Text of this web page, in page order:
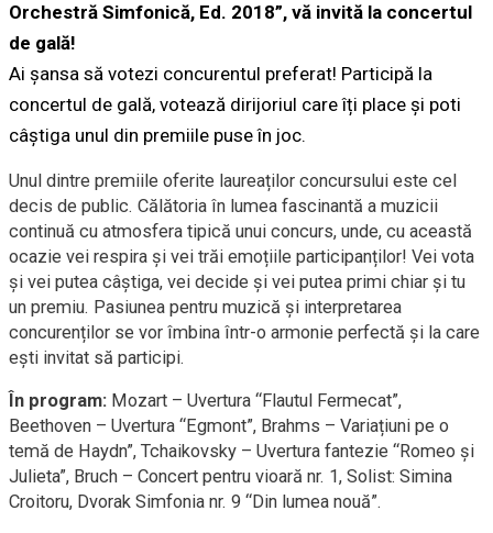
Orchestră Simfonică, Ed. 2018”, vă invită la concertul
de gală!
Ai șansa să votezi concurentul preferat! Participă la
concertul de gală, votează dirijoriul care îți place și poti
câștiga unul din premiile puse în joc.
Unul dintre premiile oferite laureaților concursului este cel
decis de public. Călătoria în lumea fascinantă a muzicii
continuă cu atmosfera tipică unui concurs, unde, cu această
ocazie vei respira și vei trăi emoțiile participanților! Vei vota
și vei putea câștiga, vei decide și vei putea primi chiar și tu
un premiu. Pasiunea pentru muzică și interpretarea
concurenților se vor îmbina într-o armonie perfectă și la care
ești invitat să participi.
În program: Mozart – Uvertura “Flautul Fermecat”,
Beethoven – Uvertura “Egmont”, Brahms – Variațiuni pe o
temă de Haydn”, Tchaikovsky – Uvertura fantezie “Romeo și
Julieta”, Bruch – Concert pentru vioară nr. 1, Solist: Simina
Croitoru, Dvorak Simfonia nr. 9 “Din lumea nouă”.